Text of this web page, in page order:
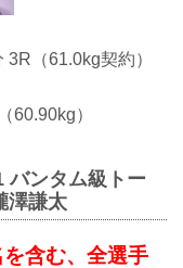
（61.0kg契約）
（60.90kg）
バンタム級トー
澤謙太
を含む、全選手